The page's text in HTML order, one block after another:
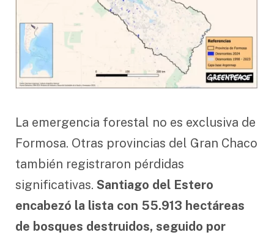
La emergencia forestal no es exclusiva de
Formosa. Otras provincias del Gran Chaco
también registraron pérdidas
significativas. Santiago del Estero
encabezó la lista con 55.913 hectáreas
de bosques destruidos, seguido por